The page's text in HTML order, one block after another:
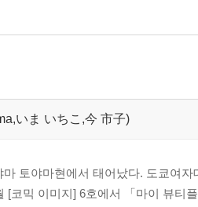
いま いちこ,今 市子)
토야마현에서 태어났다. 도쿄여
[코믹 이미지] 6호에서 「마이 뷰티